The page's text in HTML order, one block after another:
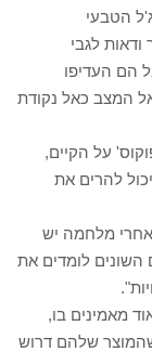
הטבעי
לגבי
הם העדיפו
המצב כאל נקודת
על הקיים,
להרים את
מלחמה יש
השונים לומדים את
מאמינים בו,
שהמוצר שלהם דרוש